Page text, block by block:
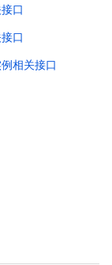
口
口
相关接口